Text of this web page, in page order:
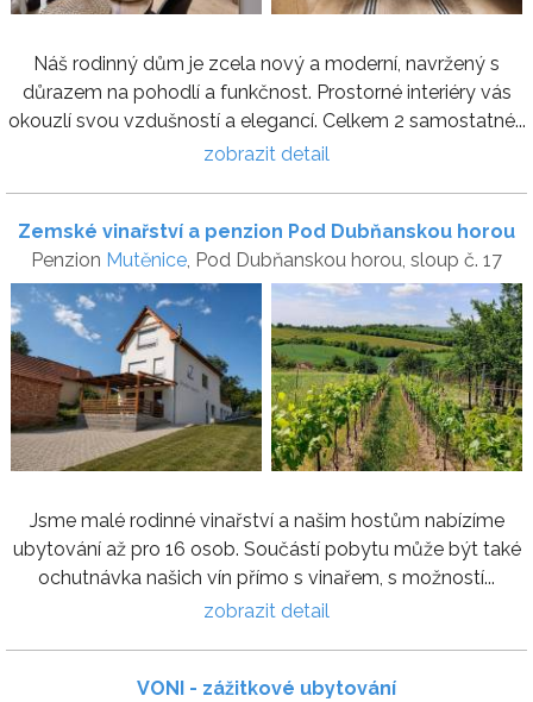
Náš rodinný dům je zcela nový a moderní, navržený s
důrazem na pohodlí a funkčnost. Prostorné interiéry vás
okouzlí svou vzdušností a elegancí. Celkem 2 samostatné...
zobrazit detail
Zemské vinařství a penzion Pod Dubňanskou horou
Penzion Mutěnice, Pod Dubňanskou horou, sloup č. 17
Jsme malé rodinné vinařství a našim hostům nabízíme
ubytování až pro 16 osob. Součástí pobytu může být také
ochutnávka našich vín přímo s vinařem, s možností...
zobrazit detail
VONI - zážitkové ubytování